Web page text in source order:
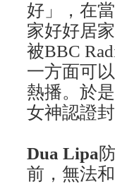
好」，在
家好好居
被BBC
一方面可
熱播。於
女神認證
Dua Lipa
前，無法